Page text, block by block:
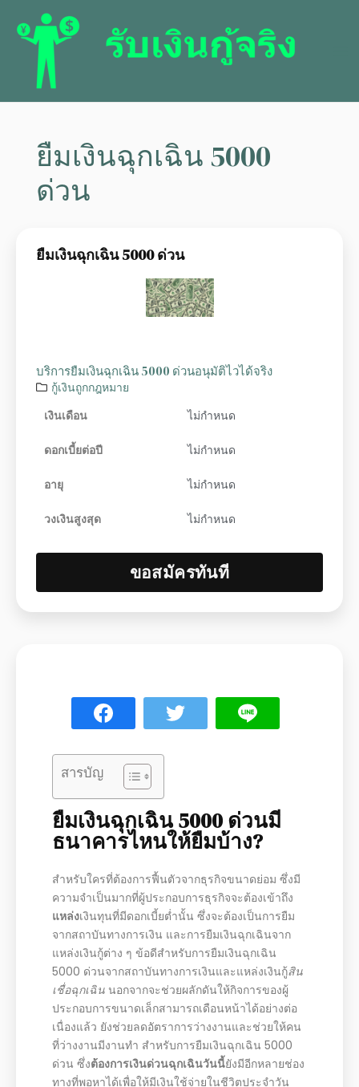
ยืมเงินฉุกเฉิน 5000
ด่วน
ยืมเงินฉุกเฉิน 5000 ด่วน
บริการยืมเงินฉุกเฉิน 5000 ด่วนอนุมัติไวได้จริง
กู้เงินถูกกฎหมาย
เงินเดือน
ไม่กำหนด
ดอกเบี้ยต่อปี ไม่กำหนด
อายุ ไม่กำหนด
วงเงินสูงสุด ไม่กำหนด
ขอสมัครทันที
สารบัญ
ยืมเงินฉุกเฉิน 5000 ด่วนมี
ธนาคารไหนให้ยืมบ้าง?
สำหรับใครที่ต้องการฟื้นตัวจากธุรกิจขนาดย่อม ซึ่งมี
ความจำเป็นมากที่ผู้ประกอบการธุรกิจจะต้องเข้าถึง
แหล่งเงินทุนที่มีดอกเบี้ยต่ำนั้น ซึ่งจะต้องเป็นการยืม
จากสถาบันทางการเงิน และการยืมเงินฉุกเฉินจาก
แหล่งเงินกู้ต่าง ๆ ข้อดีสำหรับการยืมเงินฉุกเฉิน
5000 ด่วนจากสถาบันทางการเงินและแหล่งเงินกู้สิน
เชื่อฉุกเฉิน นอกจากจะช่วยผลักดันให้กิจการของผู้
ประกอบการขนาดเล็กสามารถเดือนหน้าได้อย่างต่อ
เนื่องแล้ว ยังช่วยลดอัตราการว่างงานและช่วยให้คน
ที่ว่างงานมีงานทำ สำหรับการยืมเงินฉุกเฉิน 5000
ด่วน ซึ่งต้องการเงินด่วนฉุกเฉินวันนี้ยังมีอีกหลายช่อง
ทางที่พอหาได้เพื่อให้มีเงินใช้จ่ายในชีวิตประจำวัน